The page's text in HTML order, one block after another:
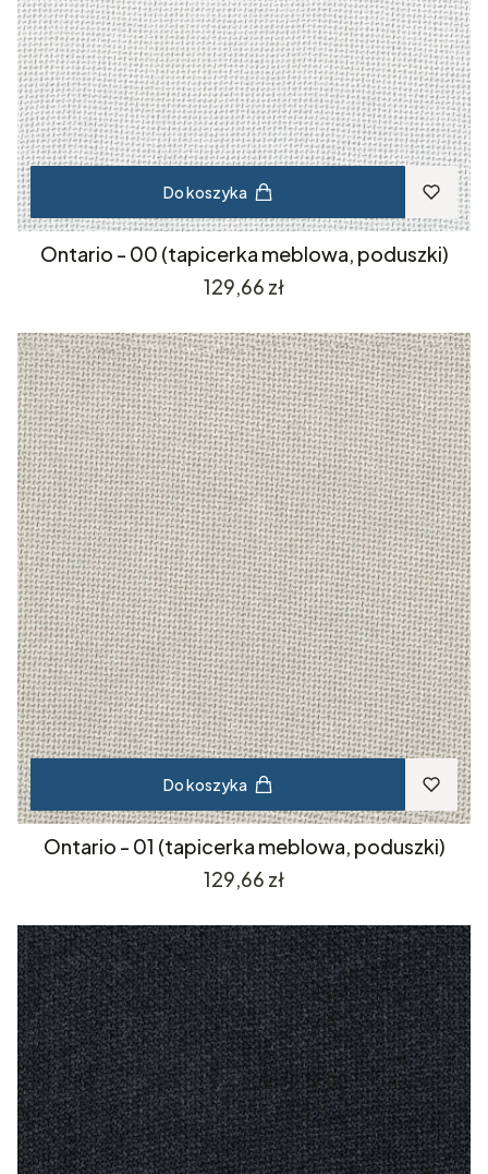
Do koszyka
Ontario - 00 (tapicerka meblowa, poduszki)
Cena
129,66 zł
Do koszyka
Ontario - 01 (tapicerka meblowa, poduszki)
Cena
129,66 zł